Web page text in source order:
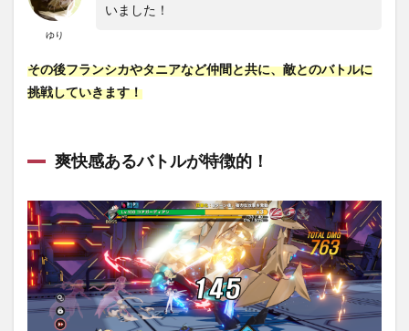
なス
リー
2.2
登場
ター
数が
い！
3
アウ
ター
プレ
ーン
の評
ゆり
いました！
その後フランシカやタニアなど仲間と共に、敵とのバトルに
挑戦していきます！
爽快感あるバトルが特徴的！